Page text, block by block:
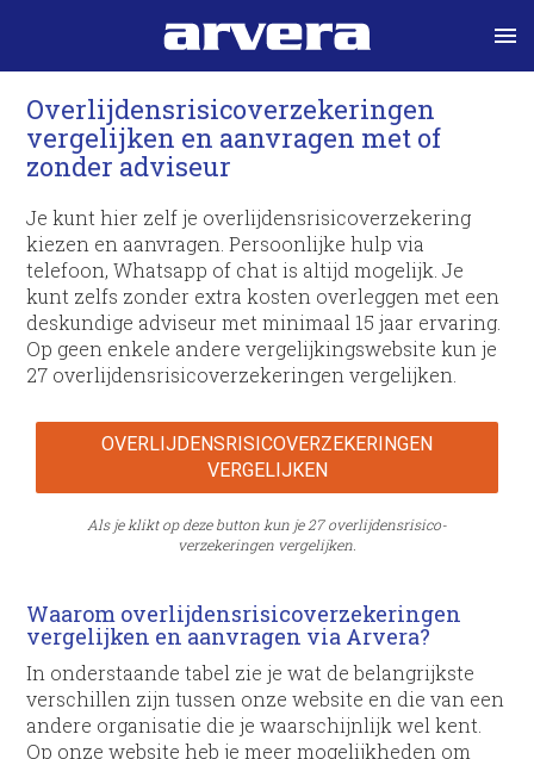
menu
Overlijdens­risico­verzekeringen
vergelijken en aanvragen met of
zonder adviseur
Je kunt hier zelf je overlijdens­risico­verzekering
kiezen en aanvragen. Persoonlijke hulp via
telefoon, Whatsapp of chat is altijd mogelijk. Je
kunt zelfs zonder extra kosten overleggen met een
deskundige adviseur met minimaal 15 jaar ervaring.
Op geen enkele andere vergelijkingswebsite kun je
27 overlijdens­risico­verzekeringen vergelijken.
OVERLIJDENS­RISICO­VERZEKERINGEN
VERGELIJKEN
Als je klikt op deze button kun je 27 overlijdens­risico­
verzekeringen vergelijken.
Waarom overlijdens­risico­verzekeringen
vergelijken en aanvragen via Arvera?
In onderstaande tabel zie je wat de belangrijkste
verschillen zijn tussen onze website en die van een
andere organisatie die je waarschijnlijk wel kent.
Op onze website heb je meer mogelijkheden om